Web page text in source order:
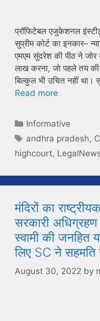
प्रॉफिटेबल एजुकेशनल
सुप्रीम कोर्ट का इनकार–
एमएम सुंदरेश की पीठ ने
लाख करना, जो पहले तय
बिल्कुल भी उचित नहीं था।
Read more
Categories
Informative
Tags
andhra pradesh,
highcourt,
मंदिरों का
सरकारी
स्वामी की जनहित
लिए SC ने सहमति
August 30, 2022 by